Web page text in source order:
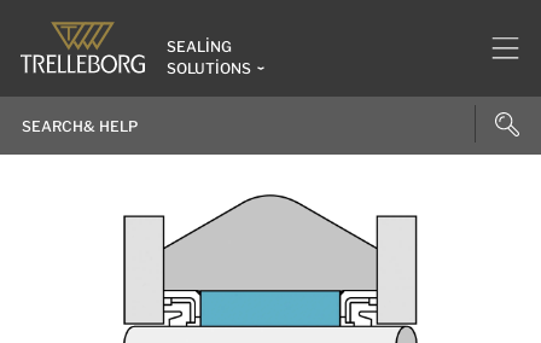
SEALING
SOLUTIONS